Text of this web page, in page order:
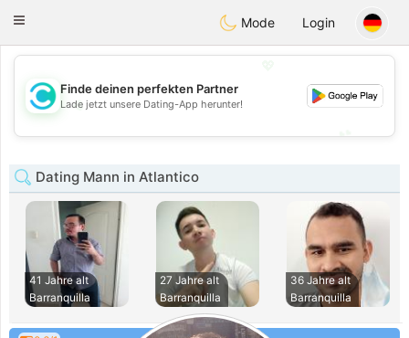
olombiaCitas
Toggle
Mode Login
💖
💕
Finde deinen perfekten Partner
Lade jetzt unsere Dating-App herunter!
Dating Mann in Atlantico
41 Jahre alt
Barranquilla
27 Jahre alt
Barranquilla
36 Jahre alt
Barranquilla